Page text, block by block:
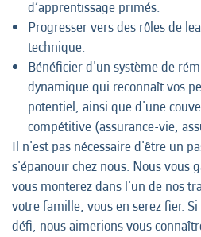
d’apprentissage primés.
Progresser vers des rôles de
technique.
Bénéficier d'un système de
dynamique qui reconnaît vos
potentiel, ainsi que d'une
compétitive (assurance-vie,
Il n'est pas nécessaire d'être un
s'épanouir chez nous. Nous vous
vous monterez dans l'un de nos
votre famille, vous en serez fier.
défi, nous aimerions vous